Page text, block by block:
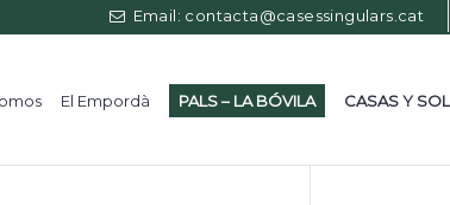
Email: contacta@casessingulars.cat
El Empordà PALS – LA BÓVILA CASAS Y